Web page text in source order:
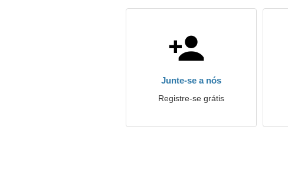
Junte-se a nós
Registre-se grátis